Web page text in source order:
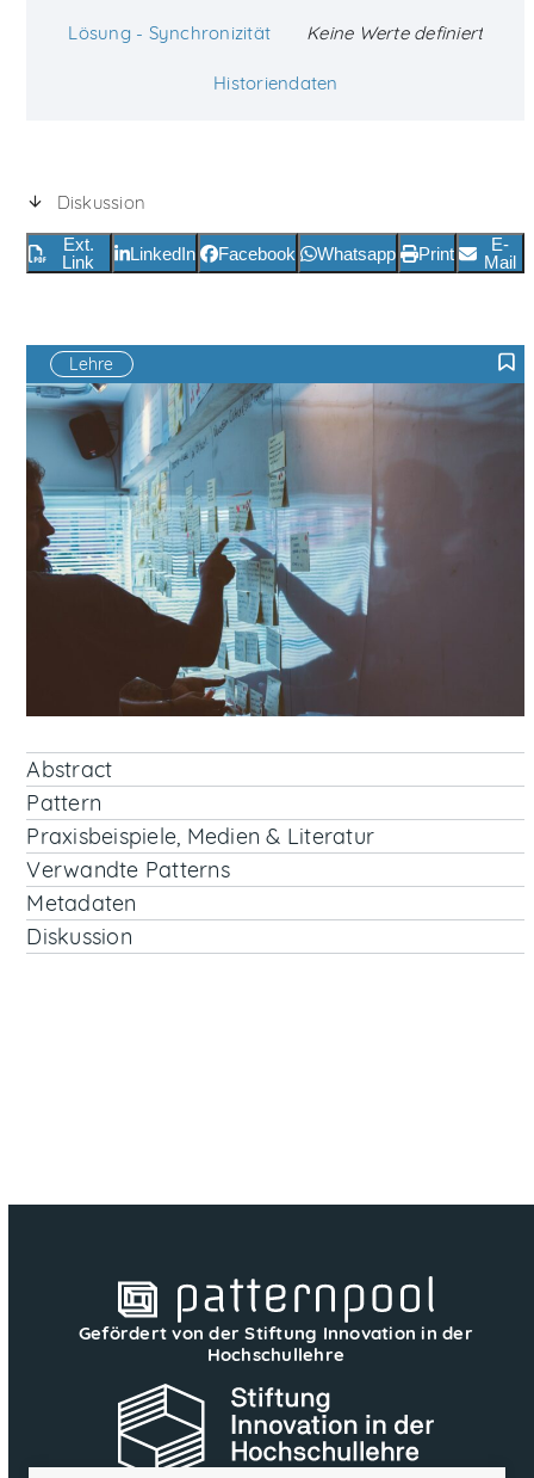
Lösung - Synchronizität Keine Werte definiert
Historiendaten
Diskussion
Ext.
Link
LinkedIn Facebook Whatsapp Print
E-
Mail
Lehre
F
Abstract
Pattern
Praxisbeispiele, Medien & Literatur
Verwandte Patterns
Metadaten
Diskussion
Gefördert von der Stiftung Innovation in der
Hochschullehre